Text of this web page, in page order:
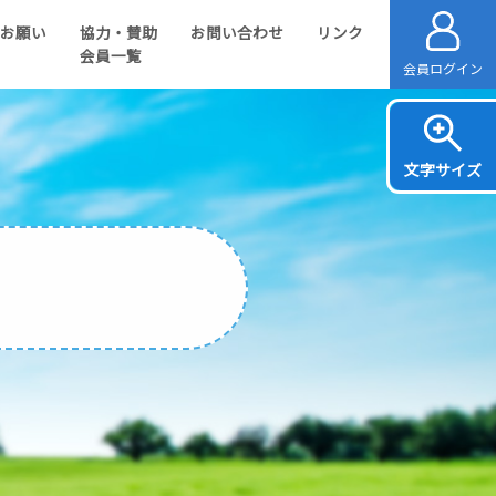
願い
協力・賛助
会員一覧
お問い合わせ リンク
会員ログイン
文字サイズ